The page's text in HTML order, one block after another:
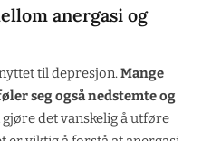
anergasi og
til depresjon.Mange
seg også nedstemte og
gjøre det vanskelig å utføre